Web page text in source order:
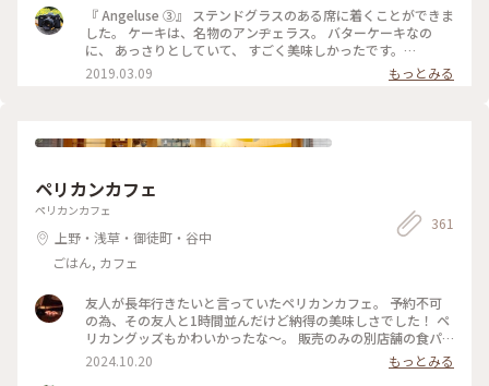
『 Angeluse ③』 ステンドグラスのある席に着くことができま
した。 ケーキは、名物のアンヂェラス。 バターケーキなの
に、 あっさりとしていて、 すごく美味しかったです。
#angeluse#アンヂェラス#浅草カフェ#ケーキ#おやつ
2019.03.09 もっとみる
ペリカンカフェ
ペリカンカフェ
上野・浅草・御徒町・谷中
ごはん, カフェ
361
友人が長年行きたいと言っていたペリカンカフェ。 予約不可
の為、その友人と1時間並んだけど納得の美味しさでした！ ペ
リカングッズもかわいかったな〜。 販売のみの別店舗の食パ
ン、ロールパンは予約必須です。
2024.10.20
もっとみる